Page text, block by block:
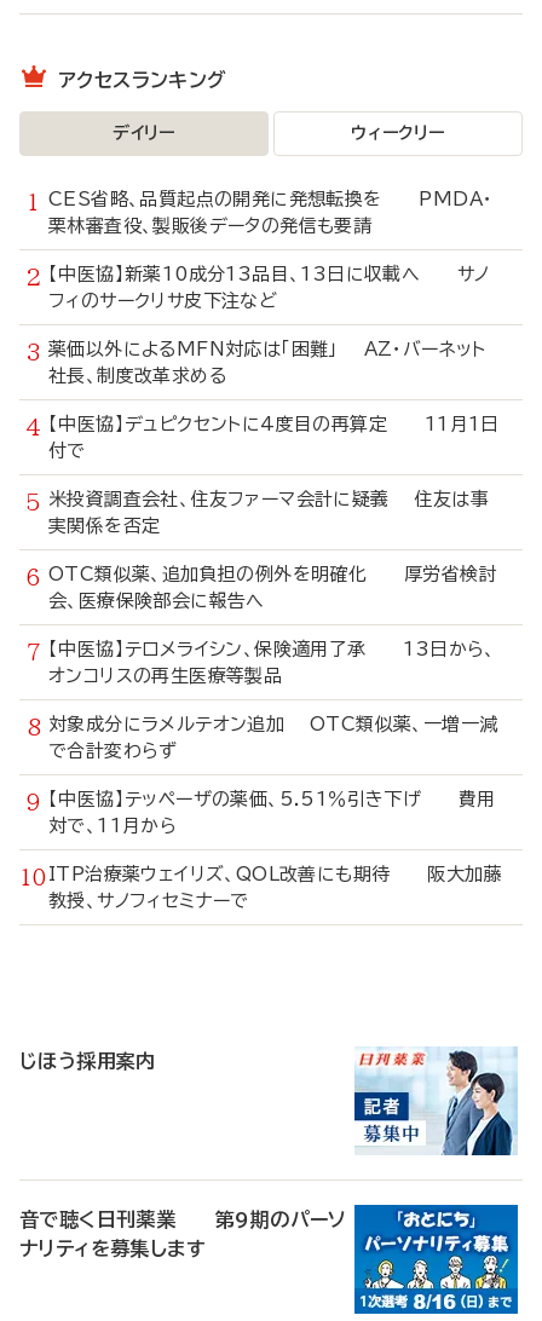
アクセスランキング
デイリー ウィークリー
CES省略、品質起点の開発に発想転換を PMDA・
栗林審査役、製販後データの発信も要請
【中医協】新薬10成分13品目、13日に収載へ サノ
フィのサークリサ皮下注など
薬価以外によるMFN対応は「困難」 AZ・バーネット
社長、制度改革求める
【中医協】デュピクセントに4度目の再算定 11月1日
付で
米投資調査会社、住友ファーマ会計に疑義 住友は事
実関係を否定
OTC類似薬、追加負担の例外を明確化 厚労省検討
会、医療保険部会に報告へ
【中医協】テロメライシン、保険適用了承 13日から、
オンコリスの再生医療等製品
対象成分にラメルテオン追加 OTC類似薬、一増一減
で合計変わらず
【中医協】テッペーザの薬価、5.51％引き下げ 費用
対で、11月から
ITP治療薬ウェイリズ、QOL改善にも期待 阪大加藤
教授、サノフィセミナーで
じほう採用案内
音で聴く日刊薬業 第9期のパーソ
ナリティを募集します